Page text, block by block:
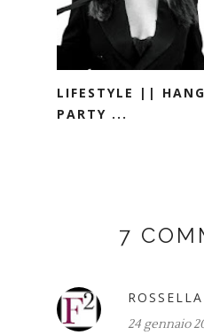
LIFESTYLE ||
PARTY ...
7
24 gennaio